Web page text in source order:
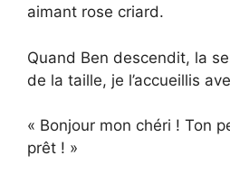
aimant rose criard.
Quand Ben descendit, la
de la taille, je l’accueillis
« Bonjour mon chéri ! Ton
prêt ! »